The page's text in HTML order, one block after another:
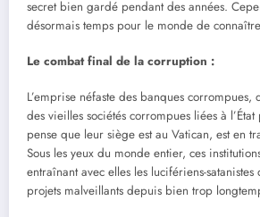
secret bien gardé pendant des années.
désormais temps pour le monde de
Le combat final de la corruption :
L’emprise néfaste des banques
des vieilles sociétés corrompues liées à
pense que leur siège est au Vatican, est en
Sous les yeux du monde entier, ces
entraînant avec elles les lucifériens-
projets malveillants depuis bien trop